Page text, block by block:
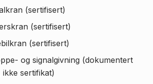
(sertifisert)
(sertifisert)
(sertifisert)
og signalgivning (dokumentert
sertifikat)